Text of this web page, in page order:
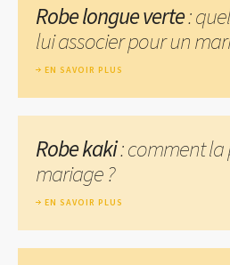
Robe longue verte:
lui associer pour un
EN SAVOIR PLUS
Robe kaki: comment la
mariage ?
EN SAVOIR PLUS